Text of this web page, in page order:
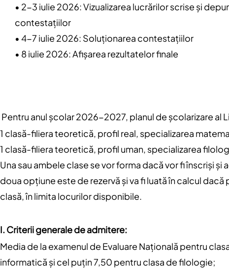
• 2-3 iulie 2026: Vizualizarea lucrărilor scrise și
contestațiilor
• 4-7 iulie 2026: Soluționarea contestațiilor
• 8 iulie 2026: Afișarea rezultatelor finale
Pentru anul școlar 2026-2027, planul de școlarizare
1 clasă-filiera teoretică, profil real, specializarea
1 clasă-filiera teoretică, profil uman, specializarea
Una sau ambele clase se vor forma dacă vor fi înscriși
doua opțiune este de rezervă și va fi luată în calcul
clasă, în limita locurilor disponibile.
I. Criterii generale de admitere:
Media de la examenul de Evaluare Națională pentru
informatică și cel puțin 7,50 pentru clasa de filologie;